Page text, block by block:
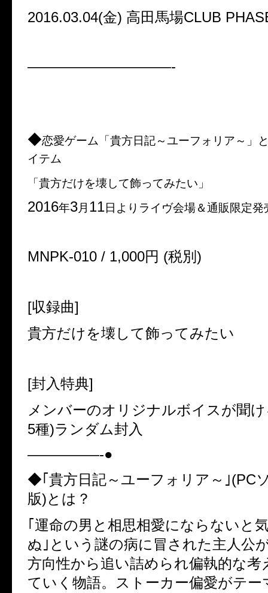
2016.03.04(金) 高田馬場CLUB
——————————-
◆恋愛ゲーム「貴方日記～ユーフォリア～」
イテム
「貴方だけを壊して飾ってみたい」
2016年3月 11日よりライヴ会場＆通販限定発
MNPK-010 / 1,000円 (税別 )
[収録曲]
貴方だけを壊して飾ってみたい
[封入特典]
メンバーのオリジナルボイスが聞
5種)ランダム封入
—————-●
◆｢貴方日記～ユーフォリア～｣(PC
版)とは？
｢運命の男と相思相愛にならないと
ぬ｣という謎の病に冒された主人公
方向性から追い詰められ偏執的な考
ていく物語。ストーカー偏愛がテー